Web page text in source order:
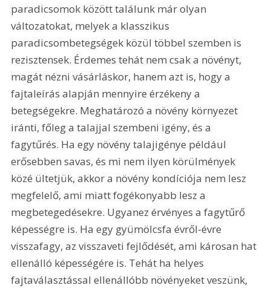
paradicsomok között találunk már olyan
változatokat, melyek a klasszikus
paradicsombetegségek közül többel szemben is
rezisztensek. Érdemes tehát nem csak a növényt,
magát nézni vásárláskor, hanem azt is, hogy a
fajtaleírás alapján mennyire érzékeny a
betegségekre. Meghatározó a növény környezet
iránti, főleg a talajjal szembeni igény, és a
fagytűrés. Ha egy növény talajigénye például
erősebben savas, és mi nem ilyen körülmények
közé ültetjük, akkor a növény kondíciója nem lesz
megfelelő, ami miatt fogékonyabb lesz a
megbetegedésekre. Ugyanez érvényes a fagytűrő
képességre is. Ha egy gyümölcsfa évről-évre
visszafagy, az visszaveti fejlődését, ami károsan hat
ellenálló képességére is. Tehát ha helyes
fajtaválasztással ellenállóbb növényeket veszünk,